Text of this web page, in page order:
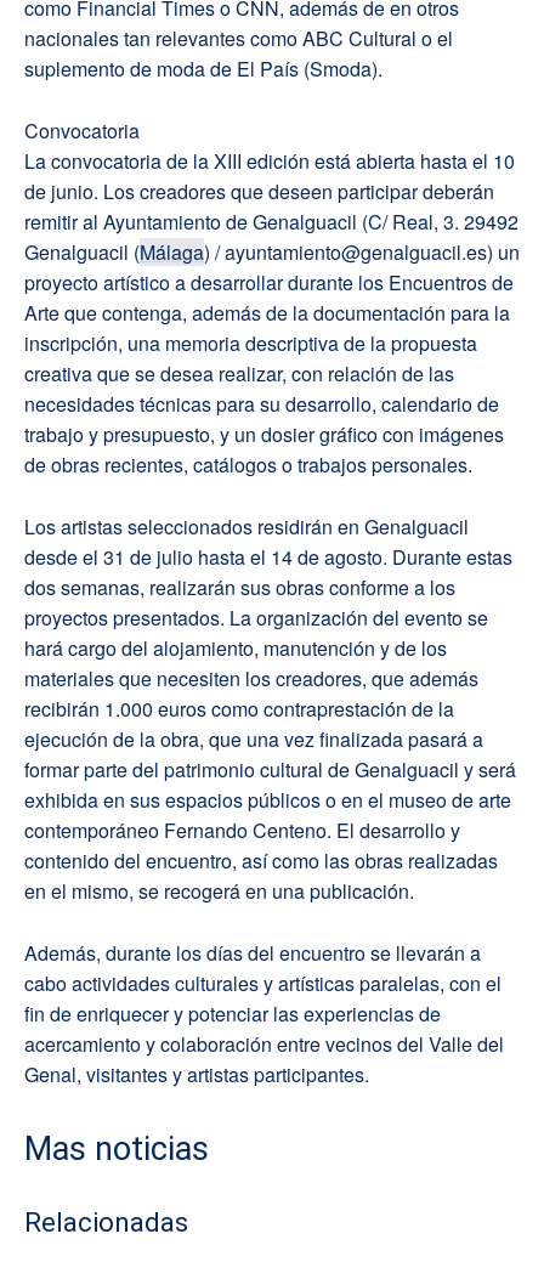
como Financial Times o CNN, además de en otros
nacionales tan relevantes como ABC Cultural o el
suplemento de moda de El País (Smoda).
Convocatoria
La convocatoria de la XIII edición está abierta hasta el 10
de junio. Los creadores que deseen participar deberán
remitir al Ayuntamiento de Genalguacil (C/ Real, 3. 29492
Genalguacil (Málaga) / ayuntamiento@genalguacil.es) un
proyecto artístico a desarrollar durante los Encuentros de
Arte que contenga, además de la documentación para la
inscripción, una memoria descriptiva de la propuesta
creativa que se desea realizar, con relación de las
necesidades técnicas para su desarrollo, calendario de
trabajo y presupuesto, y un dosier gráfico con imágenes
de obras recientes, catálogos o trabajos personales.
Los artistas seleccionados residirán en Genalguacil
desde el 31 de julio hasta el 14 de agosto. Durante estas
dos semanas, realizarán sus obras conforme a los
proyectos presentados. La organización del evento se
hará cargo del alojamiento, manutención y de los
materiales que necesiten los creadores, que además
recibirán 1.000 euros como contraprestación de la
ejecución de la obra, que una vez finalizada pasará a
formar parte del patrimonio cultural de Genalguacil y será
exhibida en sus espacios públicos o en el museo de arte
contemporáneo Fernando Centeno. El desarrollo y
contenido del encuentro, así como las obras realizadas
en el mismo, se recogerá en una publicación.
Además, durante los días del encuentro se llevarán a
cabo actividades culturales y artísticas paralelas, con el
fin de enriquecer y potenciar las experiencias de
acercamiento y colaboración entre vecinos del Valle del
Genal, visitantes y artistas participantes.
Mas noticias
Relacionadas